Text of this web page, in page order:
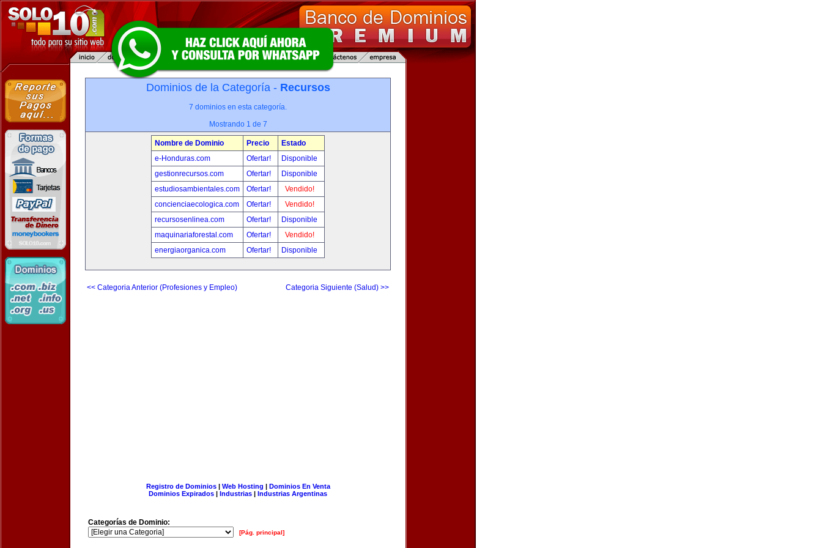
Dominios de la Categoría - Recursos
7 dominios en esta categoría.
Mostrando 1 de 7
Nombre de Dominio Precio
Estado
e-Honduras.com
Ofertar!
Disponible
gestionrecursos.com
Ofertar!
Disponible
estudiosambientales.com
Ofertar!
Vendido!
concienciaecologica.com
Ofertar!
Vendido!
recursosenlinea.com
Ofertar!
Disponible
maquinariaforestal.com
Ofertar!
Vendido!
energiaorganica.com
Ofertar! Disponible
<< Categoria Anterior (Profesiones y Empleo) Categoria Siguiente (Salud) >>
Registro de Dominios| Web Hosting | Dominios En Venta
Dominios Expirados | Industrias | Industrias Argentinas
Categorías de Dominio:
[Pág. principal]